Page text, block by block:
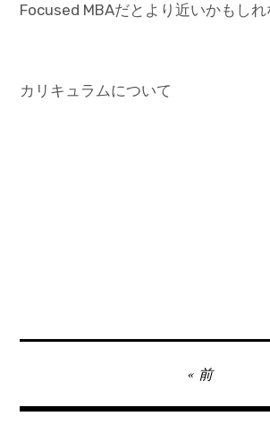
Focused MBAだとより近いかもしれ
カリキュラムについて
稿
前